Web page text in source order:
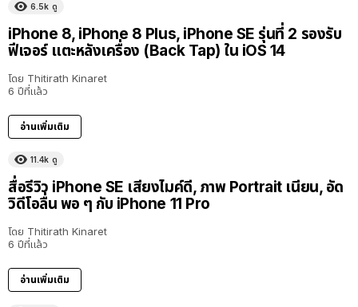
6.5k ดู
iPhone 8, iPhone 8 Plus, iPhone SE รุ่นที่ 2 รองรับ
ฟีเจอร์ แตะหลังเครื่อง (Back Tap) ใน iOS 14
โดย Thitirath Kinaret
6 ปีที่แล้ว
อ่านเพิ่มเติม
11.4k ดู
สื่อรีวิว iPhone SE เสียงไมค์ดี, ภาพ Portrait เนียน, อัด
วิดีโอลื่น พอ ๆ กับ iPhone 11 Pro
โดย Thitirath Kinaret
6 ปีที่แล้ว
อ่านเพิ่มเติม